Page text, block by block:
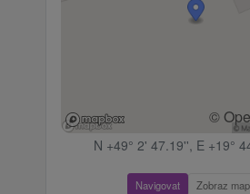
©
N +49° 2' 47.19'', E +19°
Navigovat Zobraz